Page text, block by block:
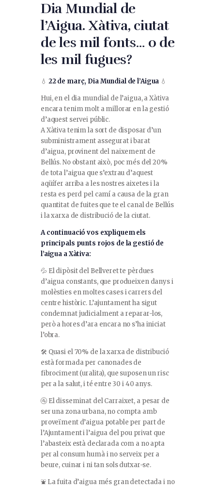
Dia Mundial de
l’Aigua. Xàtiva, ciutat
de les mil fonts… o de
les mil fugues?
💧 22 de març, Dia Mundial de l’Aigua 💧
Hui, en el dia mundial de l’aigua, a Xàtiva
encara tenim molt a millorar en la gestió
d’aquest servei públic.
A Xàtiva tenim la sort de disposar d’un
subministrament assegurat i barat
d’aigua, provinent del naixement de
Bellús. No obstant això, poc més del 20%
de tota l’aigua que s’extrau d’aquest
aqüífer arriba a les nostres aixetes i la
resta es perd pel camí a causa de la gran
quantitat de fuites que te el canal de Bellús
i la xarxa de distribució de la ciutat.
A continuació vos expliquem els
principals punts rojos de la gestió de
l’aigua a Xàtiva:
💦 El dipòsit del Bellveret te pèrdues
d’aigua constants, que produeixen danys i
molèsties en moltes cases i carrers del
centre històric. L’ajuntament ha sigut
condemnat judicialment a reparar-los,
però a hores d’ara encara no s’ha iniciat
l’obra.
🛠️ Quasi el 70% de la xarxa de distribució
està formada per canonades de
fibrociment (uralita), que suposen un risc
per a la salut, i té entre 30 i 40 anys.
🚰 El disseminat del Carraixet, a pesar de
ser una zona urbana, no compta amb
proveïment d’aigua potable per part de
l’Ajuntament i l’aigua del pou privat que
l’abasteix està declarada com a no apta
per al consum humà i no serveix per a
beure, cuinar i ni tan sols dutxar-se.
⛲ La fuita d’aigua més gran detectada i no